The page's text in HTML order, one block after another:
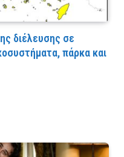
διέλευσης σε
πάρκα και